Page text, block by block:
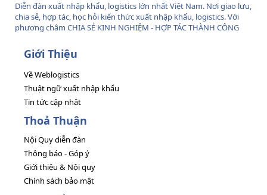
Diễn đàn xuất nhập khẩu, logistics lớn nhất Việt Nam. Nơi giao lưu,
chia sẻ, hợp tác, học hỏi kiến thức xuất nhập khẩu, logistics. Với
phương châm CHIA SẺ KINH NGHIỆM - HỢP TÁC THÀNH CÔNG
Giới Thiệu
Về Weblogistics
Thuật ngữ xuất nhập khẩu
Tin tức cập nhật
Thoả Thuận
Nội Quy diễn đàn
Thông báo - Góp ý
Giới thiệu & Nội quy
Chính sách bảo mật